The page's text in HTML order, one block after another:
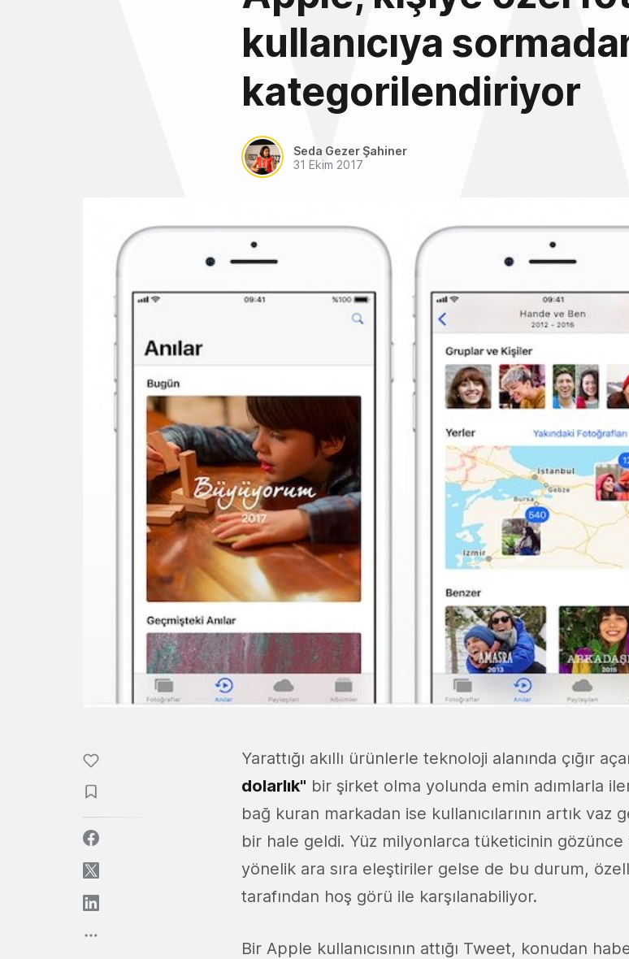
kullanıcıya
kategorilendiriyor
Seda Gezer Şahiner
31 Ekim 2017
Yarattığı akıllı ürünlerle teknoloji alanında çığır
dolarlık" bir şirket olma yolunda emin adımlarla
bağ kuran markadan ise kullanıcılarının artık vaz
bir hale geldi. Yüz milyonlarca tüketicinin
yönelik ara sıra eleştiriler gelse de bu durum,
tarafından hoş görü ile karşılanabiliyor.
Bir Apple kullanıcısının attığı Tweet, konudan